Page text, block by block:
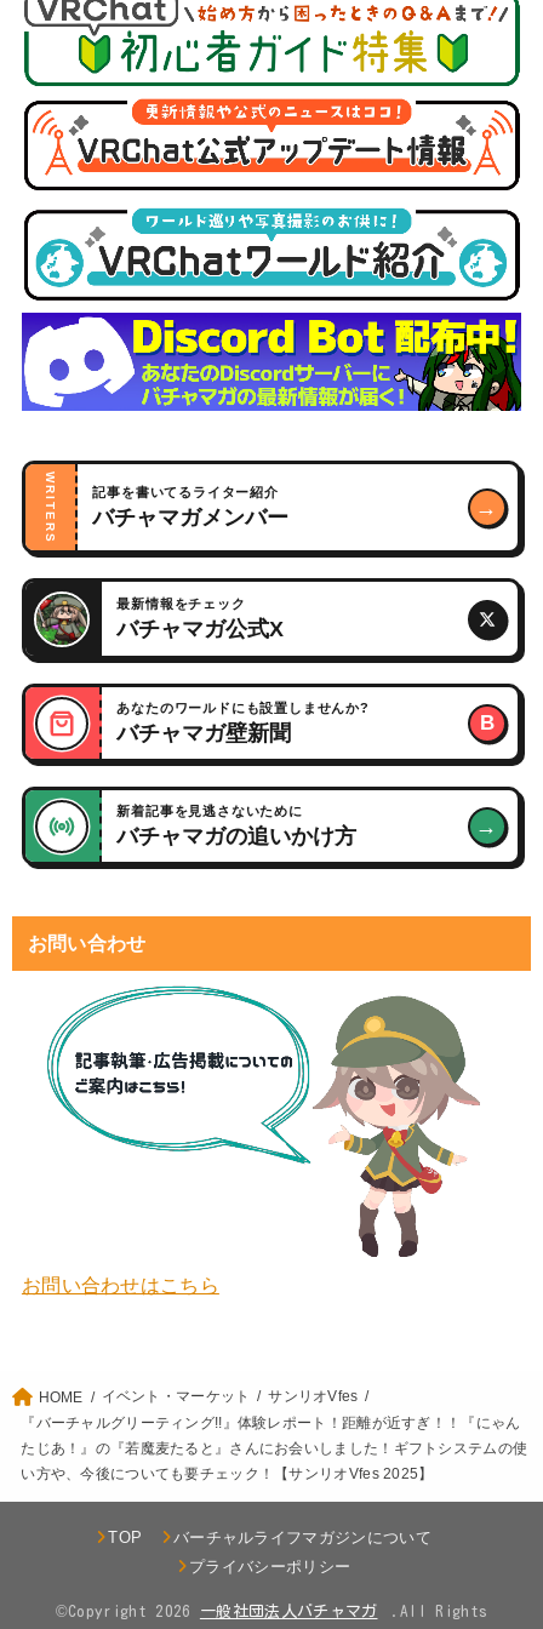
WRITERS 記事を書いてるライター紹介
バチャマガメンバー →
最新情報をチェック
バチャマガ公式X
あなたのワールドにも設置しませんか?
バチャマガ壁新聞 B
新着記事を見逃さないために
バチャマガの追いかけ方 →
お問い合わせ
お問い合わせはこちら
HOME イベント・マーケット
サンリオVfes
『バーチャルグリーティング!!』体験レポート！距離が近すぎ！！『にゃん
たじあ！』の『若魔麦たると』さんにお会いしました！ギフトシステムの使
い方や、今後についても要チェック！【サンリオVfes 2025】
TOP
バーチャルライフマガジンについて
プライバシーポリシー
©Copyright 2026 .All Rights